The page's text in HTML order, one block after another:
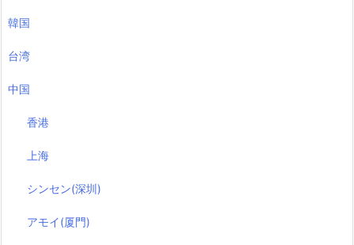
韓国
台湾
中国
香港
上海
シンセン(深圳)
アモイ(厦門)